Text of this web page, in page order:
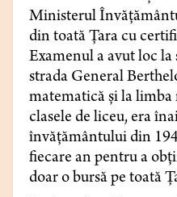
Ministerul
din toată Ţara cu
Examenul a avut loc
strada General
matematică şi la
clasele de liceu, era
învăţământului din
fiecare an pentru a
doar o bursă pe toată